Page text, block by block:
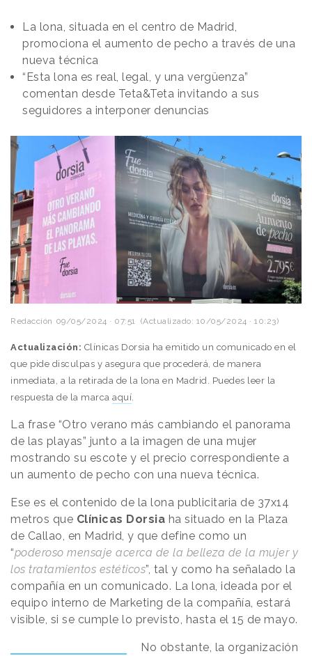
La lona, situada en el centro de Madrid,
promociona el aumento de pecho a través de una
nueva técnica
“Esta lona es real, legal, y una vergüenza”
comentan desde Teta&Teta invitando a sus
seguidores a interponer denuncias
Redacción 09/05/2024 · 07:51 (Actualizado: 10/05/2024 · 10:23)
Actualización: Clínicas Dorsia ha emitido un comunicado en el
que pide disculpas y asegura que procederá, de manera
inmediata, a la retirada de la lona en Madrid. Puedes leer la
respuesta de la marca aquí
La frase “Otro verano más cambiando el panorama
de las playas” junto a la imagen de una mujer
mostrando su escote y el precio correspondiente a
un aumento de pecho con una nueva técnica.
Ese es el contenido de la lona publicitaria de 37x14
metros que Clínicas Dorsia ha situado en la Plaza
de Callao, en Madrid, y que define como un
“poderoso mensaje acerca de la belleza de la mujer y
los tratamientos estéticos”, tal y como ha señalado la
compañía en un comunicado. La lona, ideada por el
equipo interno de Marketing de la compañía, estará
visible, si se cumple lo previsto, hasta el 15 de mayo.
No obstante, la organización